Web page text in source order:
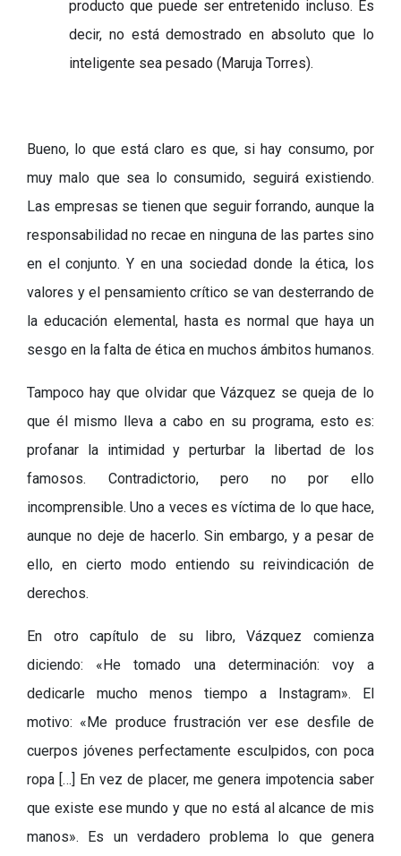
producto que puede ser entretenido incluso. Es
decir, no está demostrado en absoluto que lo
inteligente sea pesado (Maruja Torres).
Bueno, lo que está claro es que, si hay consumo, por
muy malo que sea lo consumido, seguirá existiendo.
Las empresas se tienen que seguir forrando, aunque la
responsabilidad no recae en ninguna de las partes sino
en el conjunto. Y en una sociedad donde la ética, los
valores y el pensamiento crítico se van desterrando de
la educación elemental, hasta es normal que haya un
sesgo en la falta de ética en muchos ámbitos humanos.
Tampoco hay que olvidar que Vázquez se queja de lo
que él mismo lleva a cabo en su programa, esto es:
profanar la intimidad y perturbar la libertad de los
famosos. Contradictorio, pero no por ello
incomprensible. Uno a veces es víctima de lo que hace,
aunque no deje de hacerlo. Sin embargo, y a pesar de
ello, en cierto modo entiendo su reivindicación de
derechos.
En otro capítulo de su libro, Vázquez comienza
diciendo: «He tomado una determinación: voy a
dedicarle mucho menos tiempo a Instagram». El
motivo: «Me produce frustración ver ese desfile de
cuerpos jóvenes perfectamente esculpidos, con poca
ropa […] En vez de placer, me genera impotencia saber
que existe ese mundo y que no está al alcance de mis
manos». Es un verdadero problema lo que genera